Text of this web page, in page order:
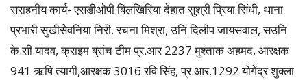
सराहनीय कार्य- एसडीओपी बिलखिरिया देहात सुश्री प्रिया सिंधी, थाना
प्रभारी सुखीसेवनिया निरी. रचना मिश्रा, उनि दिलीप जायसवाल, सउनि
के.सी.यादव, क्राइम ब्रांच टीम प्र.आर 2237 मुश्ताक अहमद, आरक्षक
941 ऋषि त्यागी,आरक्षक 3016 रवि सिंह, प्र.आर.1292 योगेंद्र शुक्ला